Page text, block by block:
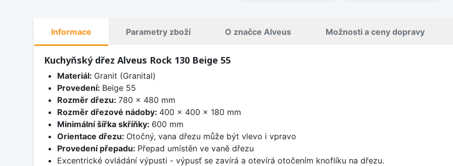
Informace Parametry zboží O značce Alveus Možnosti a ceny dopravy
Kuchyňský dřez Alveus Rock 130 Beige 55
Materiál: Granit (Granital)
Provedení: Beige 55
Rozměr dřezu: 780 x 480 mm
Rozměr dřezové nádoby: 400 x 400 x 180 mm
Minimální šířka skříňky: 600 mm
Orientace dřezu: Otočný, vana dřezu může být vlevo i vpravo
Provedení přepadu: Přepad umístěn ve vaně dřezu
Excentrické ovládání výpusti - výpusť se zavírá a otevírá otočením knoflíku na dřezu.